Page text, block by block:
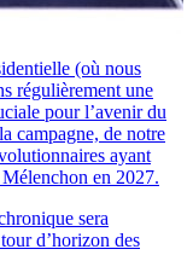
(où nous
régulièrement une
pour l’avenir du
campagne, de notre
ayant
en 2027.
sera
d’horizon des